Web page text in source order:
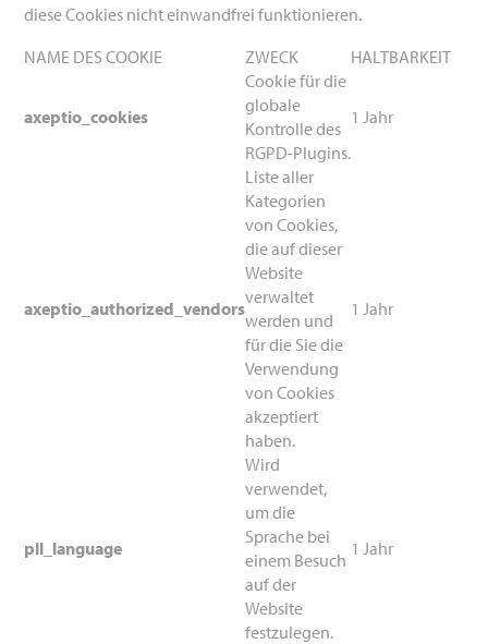
diese Cookies nicht einwandfrei funktionieren.
NAME DES COOKIE
ZWECK HALTBARKEIT
axeptio_cookies
Cookiefür die
globale
Kontrolle des
RGPD-Plugins.
1 Jahr
axeptio_authorized_vendors
Liste aller
Kategorien
vonCookies,
die auf dieser
Website
verwaltet
werden und
für die Sie die
Verwendung
vonCookies
akzeptiert
haben.
1 Jahr
pll_language
Wird
verwendet,
um die
Sprache bei
einem Besuch
auf der
Website
festzulegen.
1 Jahr